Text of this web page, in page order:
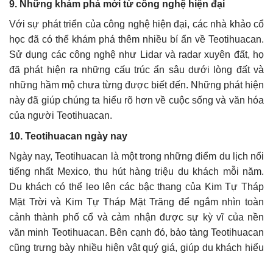
9. Những khám phá mới từ công nghệ hiện đại
Với sự phát triển của công nghệ hiện đại, các nhà khảo cổ
học đã có thể khám phá thêm nhiều bí ẩn về Teotihuacan.
Sử dụng các công nghệ như Lidar và radar xuyên đất, họ
đã phát hiện ra những cấu trúc ẩn sâu dưới lòng đất và
những hầm mộ chưa từng được biết đến. Những phát hiện
này đã giúp chúng ta hiểu rõ hơn về cuộc sống và văn hóa
của người Teotihuacan.
10. Teotihuacan ngày nay
Ngày nay, Teotihuacan là một trong những điểm du lịch nổi
tiếng nhất Mexico, thu hút hàng triệu du khách mỗi năm.
Du khách có thể leo lên các bậc thang của Kim Tự Tháp
Mặt Trời và Kim Tự Tháp Mặt Trăng để ngắm nhìn toàn
cảnh thành phố cổ và cảm nhận được sự kỳ vĩ của nền
văn minh Teotihuacan. Bên cạnh đó, bảo tàng Teotihuacan
cũng trưng bày nhiều hiện vật quý giá, giúp du khách hiểu